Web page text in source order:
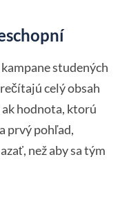
studených
celý obsah
ak hodnota, ktorú
prvý pohľad,
než aby sa tým